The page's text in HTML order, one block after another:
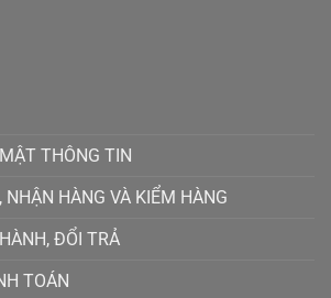
THÔNG TIN
NHẬN HÀNG VÀ KIỂM HÀNG
ĐỔI TRẢ
TOÁN